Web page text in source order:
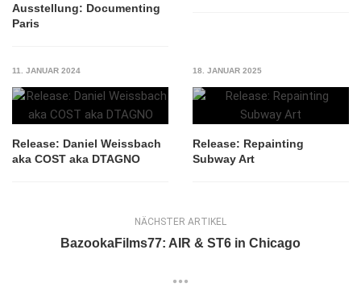
Ausstellung: Documenting
Paris
11. JANUAR 2024
Release: Daniel Weissbach
aka COST aka DTAGNO
18. JANUAR 2025
Release: Repainting
Subway Art
NÄCHSTER ARTIKEL
BazookaFilms77: AIR & ST6 in Chicago